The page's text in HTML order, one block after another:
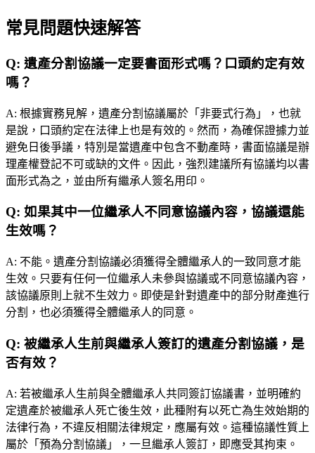
常見問題快速解答
Q: 遺產分割協議一定要書面形式嗎？口頭約定有效
嗎？
A: 根據實務見解，遺產分割協議屬於「非要式行為」，也就
是說，口頭約定在法律上也是有效的。然而，為確保證據力並
避免日後爭議，特別是當遺產中包含不動產時，書面協議是辦
理產權登記不可或缺的文件。因此，強烈建議所有協議均以書
面形式為之，並由所有繼承人簽名用印。
Q: 如果其中一位繼承人不同意協議內容，協議還能
生效嗎？
A: 不能。遺產分割協議必須獲得全體繼承人的一致同意才能
生效。只要有任何一位繼承人未參與協議或不同意協議內容，
該協議原則上就不生效力。即使是針對遺產中的部分財產進行
分割，也必須獲得全體繼承人的同意。
Q: 被繼承人生前與繼承人簽訂的遺產分割協議，是
否有效？
A: 若被繼承人生前與全體繼承人共同簽訂協議書，並明確約
定遺產於被繼承人死亡後生效，此種附有以死亡為生效始期的
法律行為，不違反相關法律規定，應屬有效。這種協議性質上
屬於「預為分割協議」，一旦繼承人簽訂，即應受其拘束。